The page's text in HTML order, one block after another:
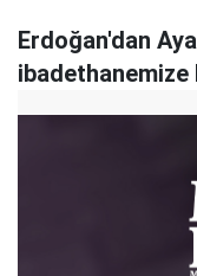
Erdoğan'dan
ibadethanemize